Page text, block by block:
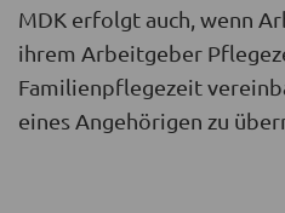
MDK erfolgt auch, wenn
ihrem Arbeitgeber
Familienpflegezeit
eines Angehörigen zu